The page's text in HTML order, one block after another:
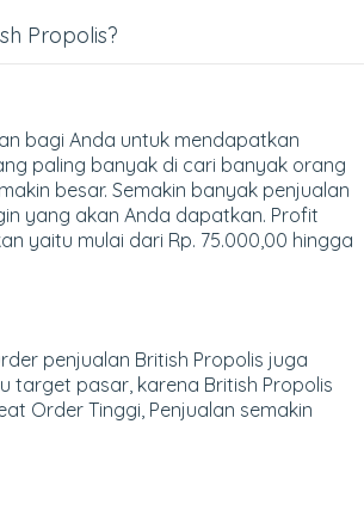
Propolis?
bagi Anda untuk mendapatkan
paling banyak di cari banyak orang
besar. Semakin banyak penjualan
yang akan Anda dapatkan. Profit
yaitu mulai dari Rp. 75.000,00 hingga
penjualan British Propolis juga
target pasar, karena British Propolis
Order Tinggi, Penjualan semakin